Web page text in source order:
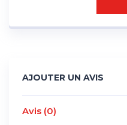
AJOUTER UN AVIS
Avis (0)